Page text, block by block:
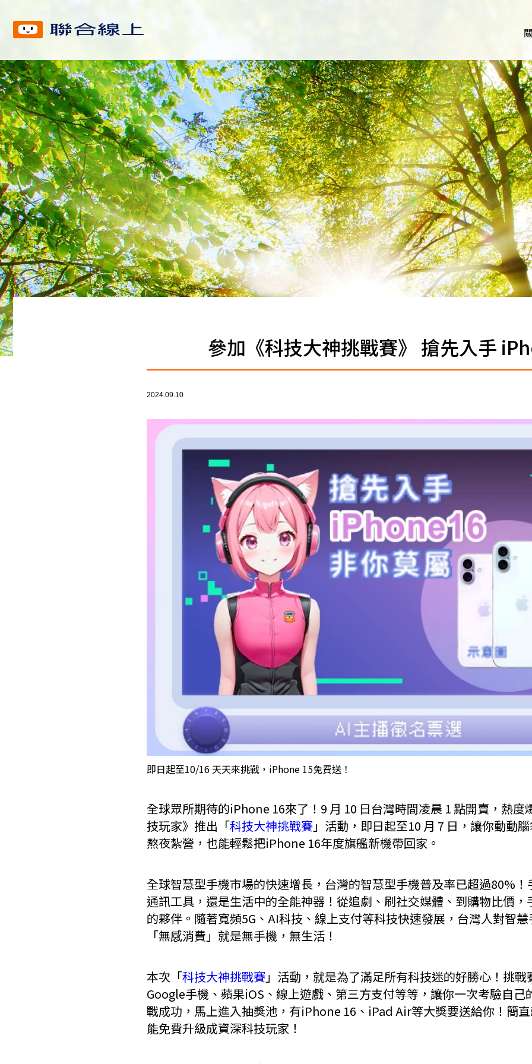
參加《科技大神挑戰賽》 搶先入手
2024.09.10
即日起至10/16 天天來挑戰，iPhone 15免費送！
全球眾所期待的iPhone 16來了！9 月 10 日台灣時間凌晨 1 點開賣，熱度
技玩家》推出「科技大神挑戰賽」活動，即日起至10 月 7 日，讓你動動
熬夜紮營，也能輕鬆把iPhone 16年度旗艦新機帶回家。
全球智慧型手機市場的快速增長，台灣的智慧型手機普及率已超過80%
通訊工具，還是生活中的全能神器！從追劇、刷社交媒體、到購物比價
的夥伴。隨著寬頻5G、AI科技、線上支付等科技快速發展，台灣人對智
「無感消費」就是無手機，無生活！
本次「科技大神挑戰賽」活動，就是為了滿足所有科技迷的好勝心！挑
Google手機、蘋果iOS、線上遊戲、第三方支付等等，讓你一次考驗自己
戰成功，馬上進入抽獎池，有iPhone 16、iPad Air等大獎要送給你！簡
能免費升級成資深科技玩家！